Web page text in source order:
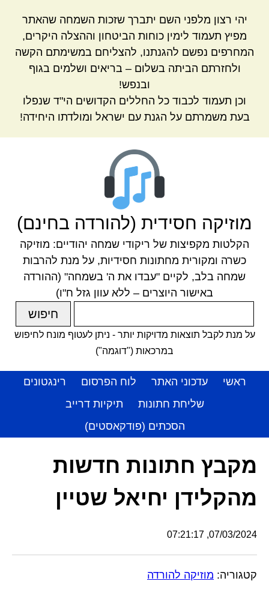
יהי רצון מלפני השם יתברך שזכות השמחה שהאתר
מפיץ תעמוד לימין כוחות הביטחון וההצלה היקרים,
המחרפים נפשם להגנתנו, להצליחם במשימתם הקשה
ולחזרתם הביתה בשלום – בריאים ושלמים בגוף
ובנפש!
וכן תעמוד לכבוד כל החללים הקדושים הי"ד שנפלו
בעת משמרתם על הגנת עם ישראל ומולדתו היחידה!
מוזיקה חסידית (להורדה בחינם)
הקלטות מקפיצות של ריקודי שמחה יהודיים: מוזיקה
כשרה ומקורית מחתונות חסידיות, על מנת להרבות
שמחה בלב, לקיים "עבדו את ה' בשמחה" (ההורדה
באישור היוצרים – ללא עוון גזל ח"ו)
על מנת לקבל תוצאות מדויקות יותר - ניתן לעטוף מונח לחיפוש
במרכאות ("דוגמה")
ראשי עדכוני האתר לוח הפרסום
רינגטונים
שליחת חתונות
תיקיות דרייב
הסכתים (פודקאסטים)
מקבץ חתונות חדשות
מהקלידן יחיאל שטיין
07/03/2024, 07:21:17
קטגוריה: מוזיקה להורדה